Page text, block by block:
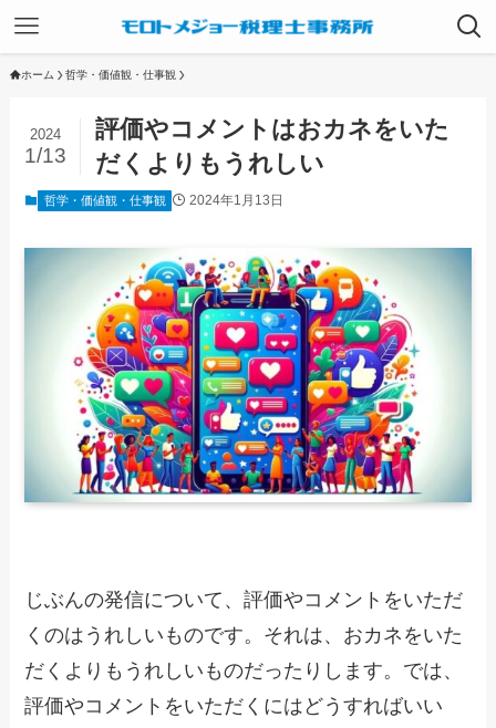
ホーム 哲学・価値観・仕事観
評価やコメントはおカネをいた
だくよりもうれしい
2024
1/13
哲学・価値観・仕事観 2024年1月13日
じぶんの発信について、評価やコメントをいただ
くのはうれしいものです。それは、おカネをいた
だくよりもうれしいものだったりします。では、
評価やコメントをいただくにはどうすればいい